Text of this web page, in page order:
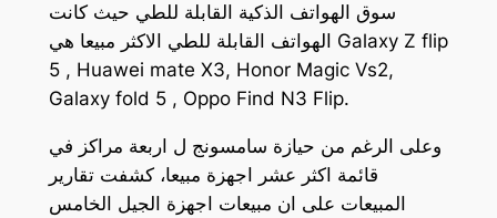
سوق الهواتف الذكية القابلة للطي حيث كانت
الهواتف القابلة للطي الاكثر مبيعا هي Galaxy Z flip
5 , Huawei mate X3, Honor Magic Vs2,
Galaxy fold 5 , Oppo Find N3 Flip.
وعلى الرغم من حيازة سامسونج ل اربعة مراكز في
قائمة اكثر عشر اجهزة مبيعا، كشفت تقارير
المبيعات على ان مبيعات اجهزة الجيل الخامس